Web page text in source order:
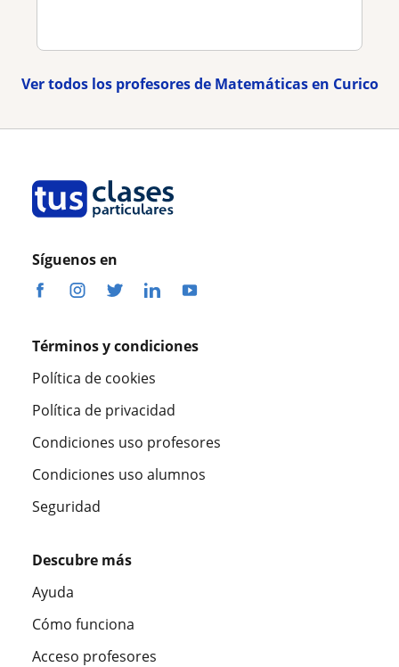
Ver todos los profesores de Matemáticas en Curico
Síguenos en
Términos y condiciones
Política de cookies
Política de privacidad
Condiciones uso profesores
Condiciones uso alumnos
Seguridad
Descubre más
Ayuda
Cómo funciona
Acceso profesores